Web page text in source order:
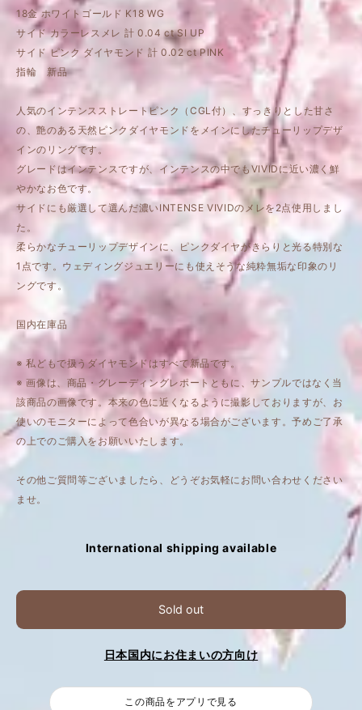
18金 ホワイトゴールド K18 WG
サイド カラーレスメレ 計 0.04 ct SI UP
サイド ピンク ダイヤモンド 計 0.02 ct PINK
指輪 新品
人気のインテンスストレートピンク（CGL付）、すっきりとした甘さ
の、艶のある天然ピンクダイヤモンドをメインにしたチューリップデザ
インのリングです。
グレードはインテンスですが、インテンスの中でもVIVIDに近い濃く鮮
やかなお色です。
サイドにも厳選して選んだ濃いINTENSE VIVIDのメレを2点使用しまし
た。
柔らかなチューリップデザインに、ピンクダイヤがきらりと光る特別な
1点です。ウェディングジュエリーにも使えそうな純粋無垢な印象のリ
ングです。
国内在庫品
※ 私どもで扱うダイヤモンドはすべて新品です。
※ 画像は、商品・グレーディングレポートともに、サンプルではなく当
該商品の画像です。本来の色に近くなるように撮影しておりますが、お
使いのモニターによって色合いが異なる場合がございます。予めご了承
の上でのご購入をお願いいたします。
その他ご質問等ございましたら、どうぞお気軽にお問い合わせください
ませ。
International shipping available
Sold out
日本国内にお住まいの方向け
この商品をアプリで見る